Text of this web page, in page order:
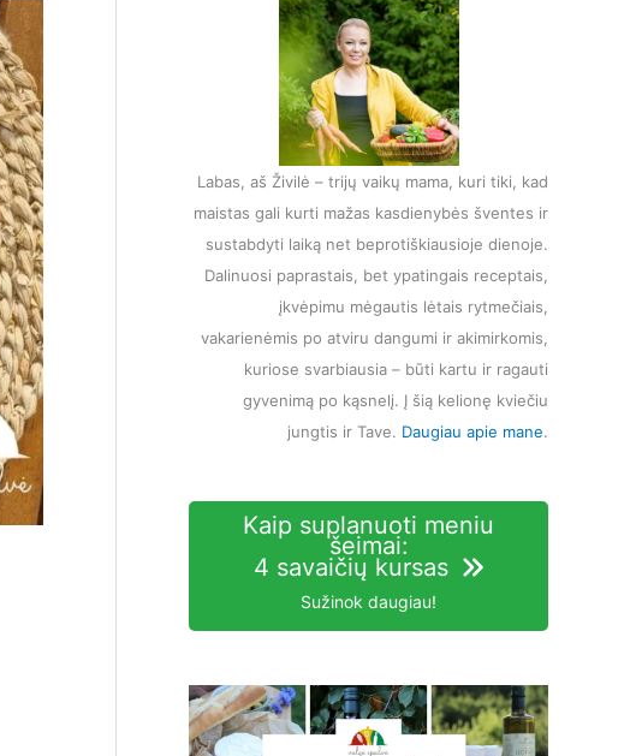
Labas, aš Živilė – trijų vaikų mama, kuri tiki, kad
maistas gali kurti mažas kasdienybės šventes ir
sustabdyti laiką net beprotiškiausioje dienoje.
Dalinuosi paprastais, bet ypatingais receptais,
įkvėpimu mėgautis lėtais rytmečiais,
vakarienėmis po atviru dangumi ir akimirkomis,
kuriose svarbiausia – būti kartu ir ragauti
gyvenimą po kąsnelį. Į šią kelionę kviečiu
jungtis ir Tave. Daugiau apie mane.
Kaip suplanuoti meniu
šeimai:
4 savaičių kursas
Sužinok daugiau!